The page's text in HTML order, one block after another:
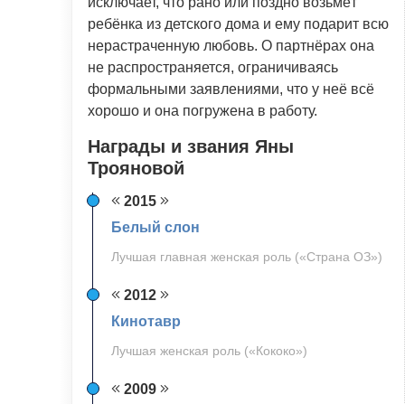
ребёнка из детского дома и ему подарит всю
нерастраченную любовь. О партнёрах она
не распространяется, ограничиваясь
формальными заявлениями, что у неё всё
хорошо и она погружена в работу.
Награды и звания Яны
Трояновой
2015
Белый слон
Лучшая главная женская роль («Страна ОЗ»)
2012
Кинотавр
Лучшая женская роль («Кококо»)
2009